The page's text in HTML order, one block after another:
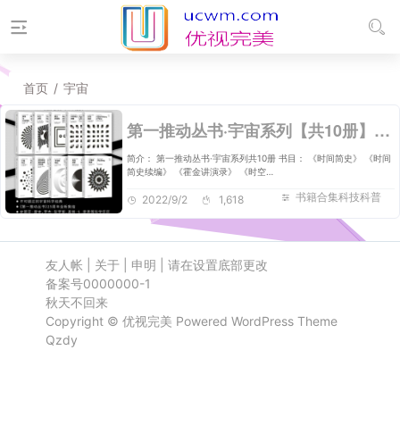
首页 / 宇宙
第一推动丛书·宇宙系列【共10册】【epub格式】【65.4MB】【编号：378052】
简介： 第一推动丛书·宇宙系列共10册 书目： 《时间简史》 《时间
简史续编》 《霍金讲演录》 《时空…
书籍合集科技科普
2022/9/2 1,618
友人帐 关于| 申明
请在设置底部更改
备案号0000000-1
秋天不回来
Copyright © 优视完美 Powered WordPressTheme
Qzdy